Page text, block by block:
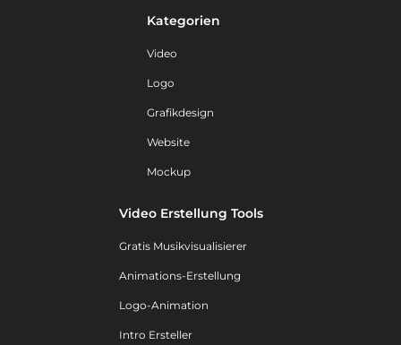
Kategorien
Video
Logo
Grafikdesign
Website
Mockup
Video Erstellung Tools
Gratis Musikvisualisierer
Animations-Erstellung
Logo-Animation
Intro Ersteller